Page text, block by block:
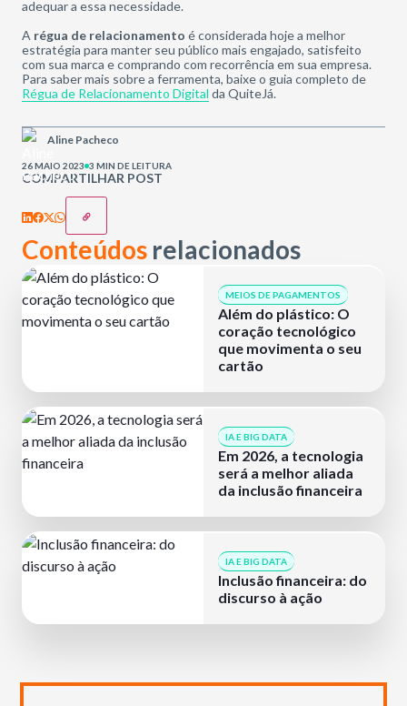
adequar a essa necessidade.
A régua de relacionamento é considerada hoje a melhor
estratégia para manter seu público mais engajado, satisfeito
com sua marca e comprando com recorrência em sua empresa.
Para saber mais sobre a ferramenta, baixe o guia completo de
Régua de Relacionamento Digital da QuiteJá.
COMPARTILHAR POST
Aline Pacheco
26 MAIO 2023 3 MIN DE LEITURA
Conteúdos relacionados
MEIOS DE PAGAMENTOS
Além do plástico: O
coração tecnológico
que movimenta o seu
cartão
IA E BIG DATA
Em 2026, a tecnologia
será a melhor aliada
da inclusão financeira
IA E BIG DATA
Inclusão financeira: do
discurso à ação